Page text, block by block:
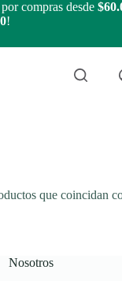
compras desde
!
que coincidan
Nosotros